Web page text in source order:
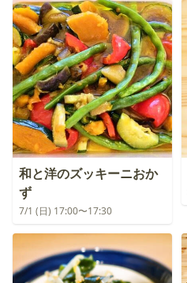
和と洋のズッキーニおか
ず
7/1 (日) 17:00〜17:30